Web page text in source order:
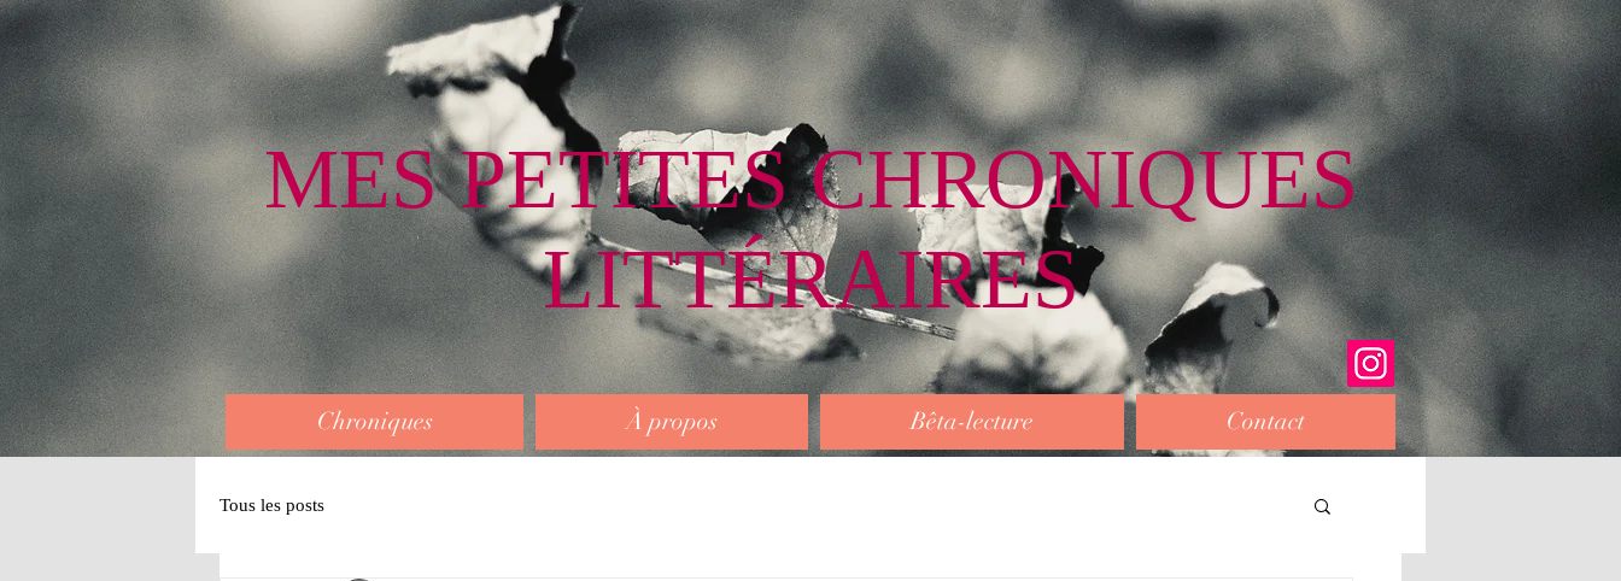
MES PETITES CHRONIQUES
LITTÉRAIRES
Chroniques À propos Bêta-lecture Contact
Tous les posts